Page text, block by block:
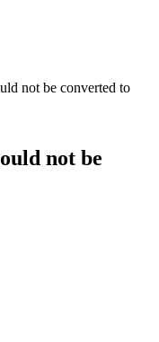
not be converted to
not be